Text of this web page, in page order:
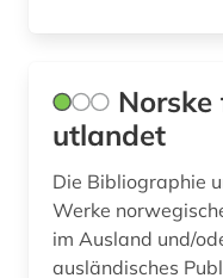
utlandet
Die Bibliographie
Werke
im Ausland und/
ausländisches